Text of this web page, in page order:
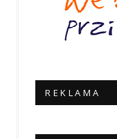
R E K L A M A